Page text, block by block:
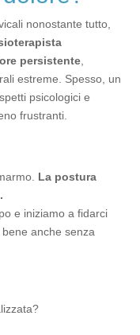
nonostante tutto,
persistente
estreme. Spesso, un
psicologici e
frustranti.
La postura
e iniziamo a fidarci
anche senza